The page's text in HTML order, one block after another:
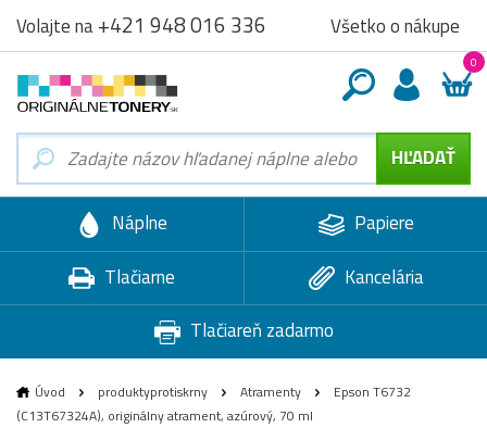
Volajte na+421 948 016 336 Všetko o nákupe
0
Náplne
Papiere
Tlačiarne
Kancelária
Tlačiareň zadarmo
Úvod produktyprotiskrny Atramenty
Epson T6732
(C13T67324A), originálny atrament, azúrový, 70 ml